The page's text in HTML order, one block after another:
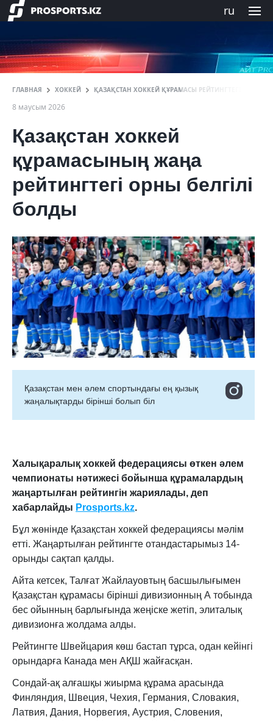
ru
ГЛАВНАЯ ХОККЕЙ ҚАЗАҚСТАН ХОККЕЙ ҚҰРАМАСЫ РЕЙТИНГТЕГІ ОРНЫН
8 маусым 2026
Қазақстан хоккей
құрамасының жаңа
рейтингтегі орны белгілі
болды
Қазақстан мен әлем спортындағы ең қызық
жаңалықтарды бірінші болып біл
Халықаралық хоккей федерациясы өткен әлем
чемпионаты нәтижесі бойынша құрамалардың
жаңартылған рейтингін жариялады, деп
хабарлайды Prosports.kz.
Бұл жөнінде Қазақстан хоккей федерациясы мәлім
етті. Жаңартылған рейтингте отандастарымыз 14-
орынды сақтап қалды.
Айта кетсек, Талғат Жайлауовтың басшылығымен
Қазақстан құрамасы бірінші дивизионның А тобында
бес ойынның барлығында жеңіске жетіп, элиталық
дивизионға жолдама алды.
Рейтингте Швейцария көш бастап тұрса, одан кейінгі
орындарға Канада мен АҚШ жайғасқан.
Сондай-ақ алғашқы жиырма құрама арасында
Финляндия, Швеция, Чехия, Германия, Словакия,
Латвия, Дания, Норвегия, Аустрия, Словения,